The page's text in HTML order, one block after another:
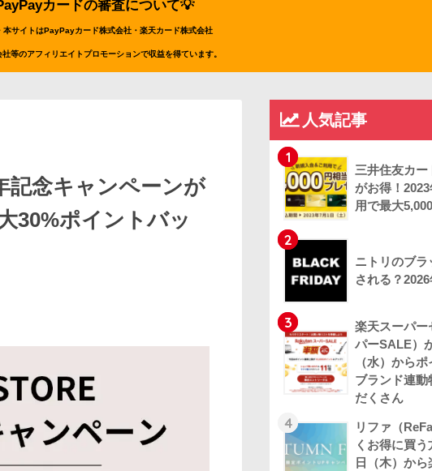
カードの審査について💡
本サイトはPayPayカード株式会社・楽天カード株式会社
社等のアフィリエイトプロモーションで収益を得ています。
記念キャンペーンが
30%ポイントバッ
人気記事
1
三井住友カ
がお得！
用で最大
2
ニトリのブ
される？
3
楽天スーパ
パーSALE）
（水）から
ブランド連動
だくさん
4
リファ（
くお得に買
日（木）か